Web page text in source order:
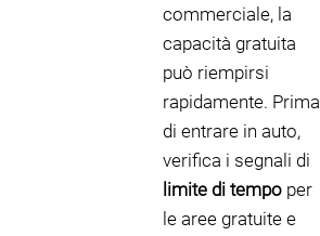
commerciale, la
capacità gratuita
può riempirsi
rapidamente. Prima
di entrare in auto,
verifica i segnali di
limite di tempo per
le aree gratuite e